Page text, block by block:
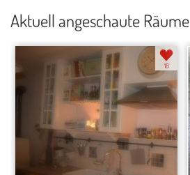
Aktuell angeschaute Räume
18